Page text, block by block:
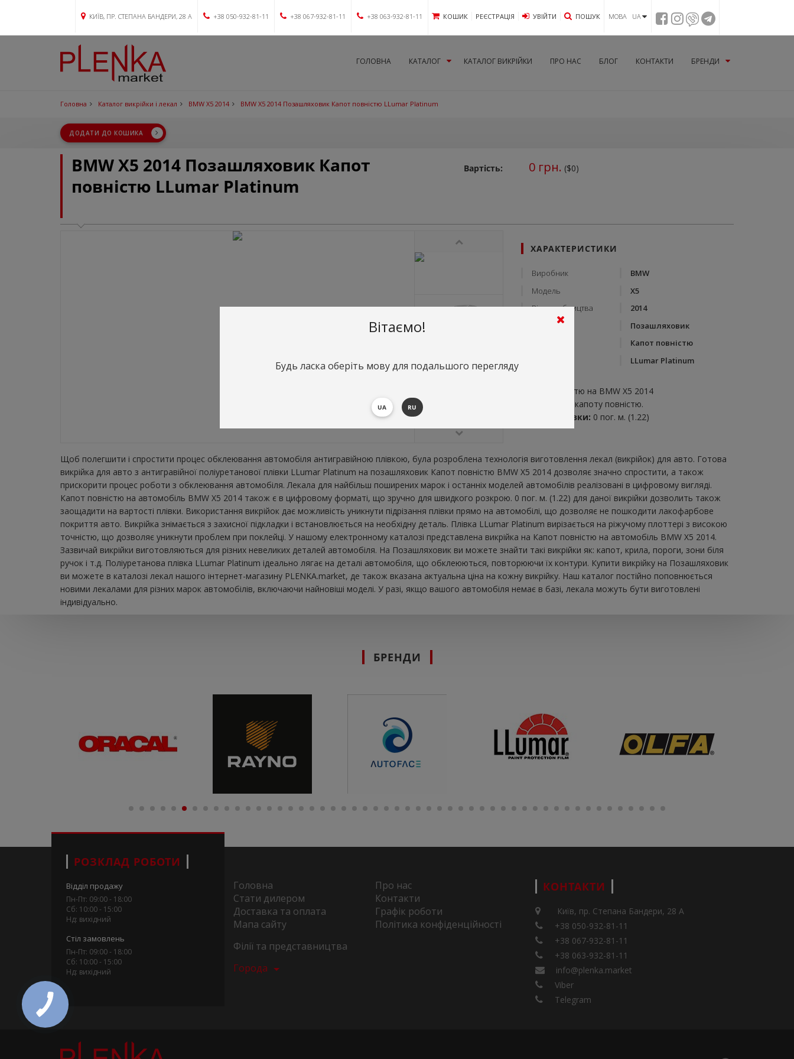
КИЇВ, ПР. СТЕПАНА БАНДЕРИ, 28 А +38 050-932-81-11 +38 067-932-81-11 +38 063-932-81-11 КОШИК РЕЄСТРАЦІЯ УВIЙТИ ПОШУК МОВА UA
ГОЛОВНА КАТАЛОГ КАТАЛОГ ВИКРІЙКИ ПРО НАС БЛОГ КОНТАКТИ БРЕНДИ
Головна Каталог викрійки і лекал BMW X5 2014 BMW X5 2014 Позашляховик Капот повністю LLumar Platinum
ДОДАТИ ДО КОШИКА
BMW X5 2014 Позашляховик Капот
повністю LLumar Platinum
Вартість: 0грн. ($0)
ХАРАКТЕРИСТИКИ
Виробник
BMW
Модель
X5
Рік виробництва
2014
Тип кузову
Позашляховик
Капот повністю
LLumar Platinum
Капот повністю на BMW X5 2014
Викрійка для капоту повністю.
Витрата плівки: 0 пог. м. (1.22)
Щоб полегшити і спростити процес обклеювання автомобіля антигравійною плівкою, була розроблена технологія виготовлення лекал (викрійок) для авто. Готова
викрійка для авто з антигравійної поліуретанової плівки LLumar Platinum на позашляховик Капот повністю BMW X5 2014 дозволяє значно спростити, а також
прискорити процес роботи з обклеювання автомобіля. Лекала для найбільш поширених марок і останніх моделей автомобілів реалізовані в цифровому вигляді.
Капот повністю на автомобіль BMW X5 2014 також є в цифровому форматі, що зручно для швидкого розкрою. 0 пог. м. (1.22) для даної викрійки дозволить також
заощадити на вартості плівки. Використання викрійок дає можливість уникнути підрізання плівки прямо на автомобілі, що дозволяє не пошкодити лакофарбове
покриття авто. Викрійка знімається з захисної підкладки і встановлюється на необхідну деталь. Плівка LLumar Platinum вирізається на ріжучому плоттері з високою
точністю, що дозволяє уникнути проблем при поклейці. У нашому електронному каталозі представлена ​​викрійка на Капот повністю на автомобіль BMW X5 2014.
Зазвичай викрійки виготовляються для різних невеликих деталей автомобіля. На Позашляховик ви можете знайти такі викрійки як: капот, крила, пороги, зони біля
ручок і т.д. Поліуретанова плівка LLumar Platinum ідеально лягає на деталі автомобіля, що обклеюються, повторюючи їх контури. Купити викрійку на Позашляховик
ви можете в каталозі лекал нашого інтернет-магазину PLENKA.market, де також вказана актуальна ціна на кожну викрійку. Наш каталог постійно поповнюється
новими лекалами для різних марок автомобілів, включаючи найновіші моделі. У разі, якщо вашого автомобіля немає в базі, лекала можуть бути виготовлені
індивідуально.
БРЕНДИ
РОЗКЛАД РОБОТИ
Відділ продажу
Пн-Пт: 09:00 - 18:00
Сб: 10:00 - 15:00
Нд: вихідний
Стіл замовлень
Пн-Пт: 09:00 - 18:00
Сб: 10:00 - 15:00
Нд: вихідний
Головна
Про нас
Стати дилером
Контакти
Доставка та оплата
Графік роботи
Мапа сайту
Політика конфіденційності
Філії та представництва
Города
КОНТАКТИ
Київ, пр. Степана Бандери, 28 А
+38 050-932-81-11
+38 067-932-81-11
+38 063-932-81-11
info@plenka.market
Viber
Telegram
Вітаємо!
Будь ласка оберіть мову для подальшого перегляду
UA RU